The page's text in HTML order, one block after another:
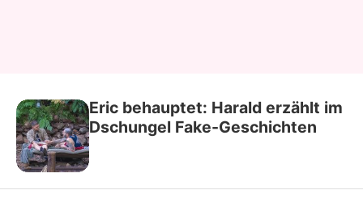
Eric behauptet: Harald erzählt im
Dschungel Fake-Geschichten